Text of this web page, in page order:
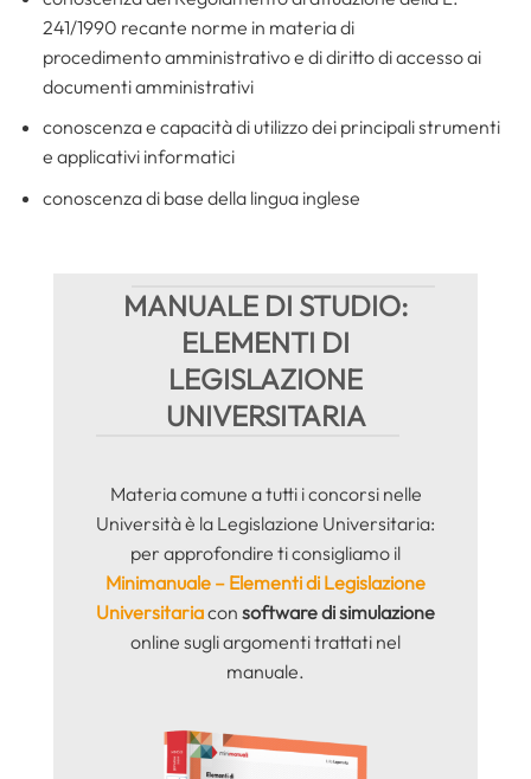
241/1990 recante norme in materia di
procedimento amministrativo e di diritto di accesso ai
documenti amministrativi
conoscenza e capacità di utilizzo dei principali strumenti
e applicativi informatici
conoscenza di base della lingua inglese
MANUALE DI STUDIO:
ELEMENTI DI
LEGISLAZIONE
UNIVERSITARIA
Materia comune a tutti i concorsi nelle
Università è la Legislazione Universitaria:
per approfondire ti consigliamo il
Minimanuale – Elementi di Legislazione
Universitariacon software di simulazione
online sugli argomenti trattati nel
manuale.